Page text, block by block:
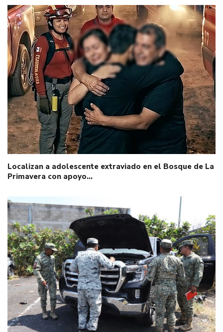
Localizan a adolescente extraviado en el Bosque de La
Primavera con apoyo…